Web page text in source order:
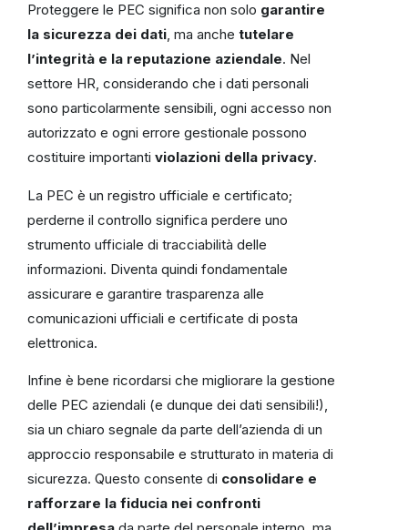
Proteggere le PEC significa non solo garantire
la sicurezza dei dati, ma anche tutelare
l’integrità e la reputazione aziendale. Nel
settore HR, considerando che i dati personali
sono particolarmente sensibili, ogni accesso non
autorizzato e ogni errore gestionale possono
costituire importanti violazioni della privacy.
La PEC è un registro ufficiale e certificato;
perderne il controllo significa perdere uno
strumento ufficiale di tracciabilità delle
informazioni. Diventa quindi fondamentale
assicurare e garantire trasparenza alle
comunicazioni ufficiali e certificate di posta
elettronica.
Infine è bene ricordarsi che migliorare la gestione
delle PEC aziendali (e dunque dei dati sensibili!),
sia un chiaro segnale da parte dell’azienda di un
approccio responsabile e strutturato in materia di
sicurezza. Questo consente di consolidare e
rafforzare la fiducia nei confronti